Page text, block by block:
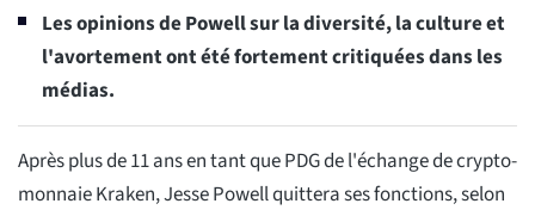
Les opinions de Powell sur la diversité, la culture et
l'avortement ont été fortement critiquées dans les
médias.
Après plus de 11 ans en tant que PDG de l'échange de crypto-
monnaie Kraken, Jesse Powell quittera ses fonctions, selon